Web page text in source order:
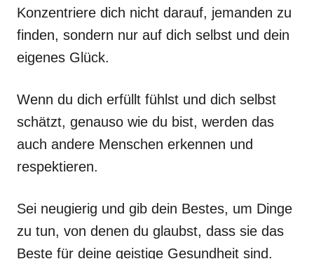
Konzentriere dich nicht darauf, jemanden zu
finden, sondern nur auf dich selbst und dein
eigenes Glück.
Wenn du dich erfüllt fühlst und dich selbst
schätzt, genauso wie du bist, werden das
auch andere Menschen erkennen und
respektieren.
Sei neugierig und gib dein Bestes, um Dinge
zu tun, von denen du glaubst, dass sie das
Beste für deine geistige Gesundheit sind.